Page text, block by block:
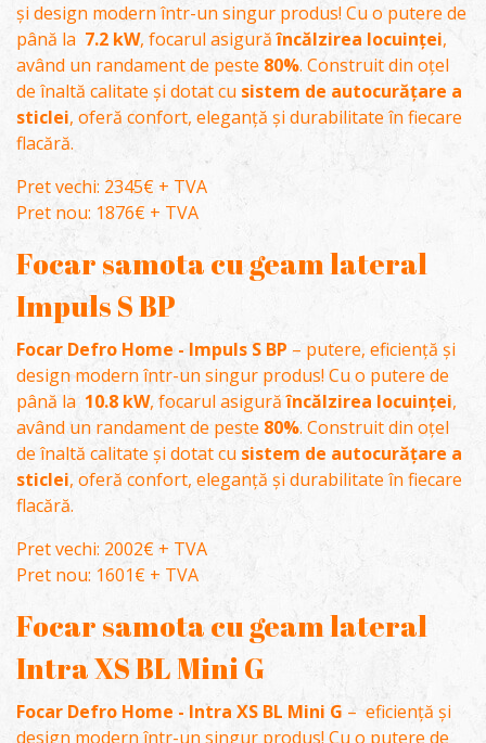
și design modern într-un singur produs! Cu o putere de
până la 7.2 kW, focarul asigurăîncălzirea locuinței,
având un randament de peste 80%. Construit din oțel
de înaltă calitate și dotat cu sistem de autocurățare a
sticlei, oferă confort, eleganță și durabilitate în fiecare
flacără.
Pret vechi: 2345€ + TVA
Pret nou: 1876€ + TVA
Focar samota cu geam lateral
Impuls S BP
Focar Defro Home - Impuls S BP – putere, eficiență și
design modern într-un singur produs! Cu o putere de
până la 10.8 kW, focarul asigurăîncălzirea locuinței,
având un randament de peste 80%. Construit din oțel
de înaltă calitate și dotat cu sistem de autocurățare a
sticlei, oferă confort, eleganță și durabilitate în fiecare
flacără.
Pret vechi: 2002€ + TVA
Pret nou: 1601€ + TVA
Focar samota cu geam lateral
Intra XS BL Mini G
Focar Defro Home - Intra XS BL Mini G – eficiență și
design modern într-un singur produs! Cu o putere de